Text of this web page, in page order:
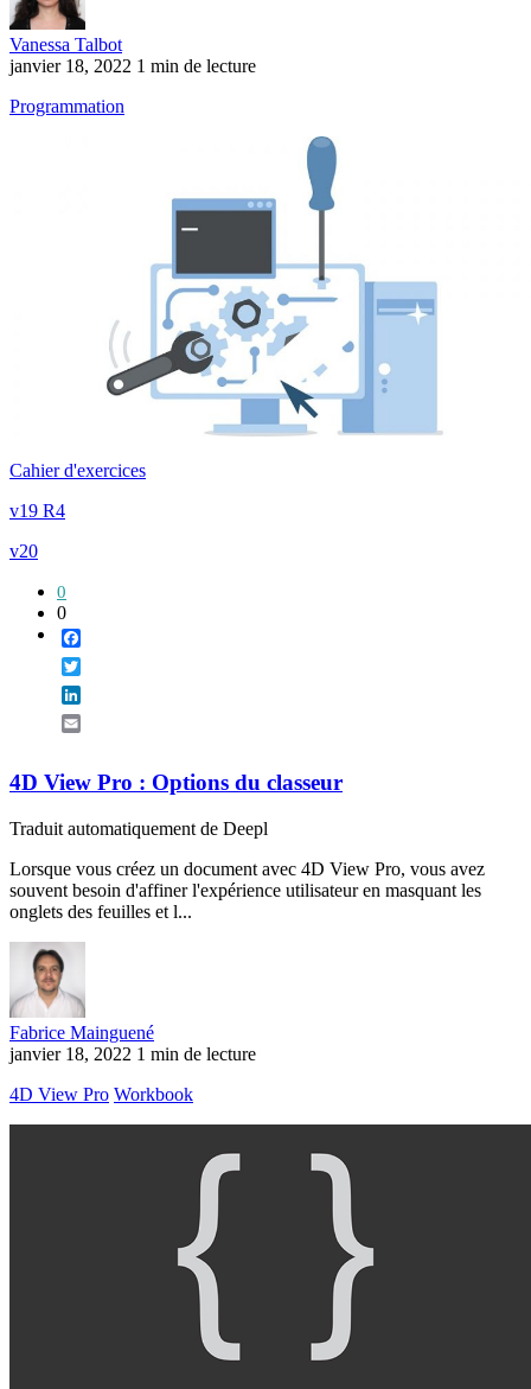
Vanessa Talbot
janvier 18, 2022 1 min de lecture
Programmation
Cahier d'exercices
v19 R4
v20
0
0
4D View Pro : Options du classeur
Traduit automatiquement de Deepl
Lorsque vous créez un document avec 4D View Pro, vous avez
souvent besoin d'affiner l'expérience utilisateur en masquant les
onglets des feuilles et l...
Fabrice Mainguené
janvier 18, 2022 1 min de lecture
4D View Pro Workbook